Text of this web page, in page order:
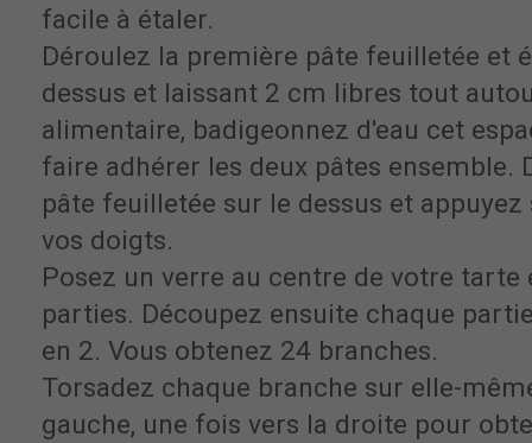
facile à étaler.
Déroulez la première pâte feuilletée et
dessus et laissant 2 cm libres tout
alimentaire, badigeonnez d'eau cet
faire adhérer les deux pâtes ensemble.
pâte feuilletée sur le dessus et
vos doigts.
Posez un verre au centre de votre tarte
parties. Découpez ensuite chaque
en 2. Vous obtenez 24 branches.
Torsadez chaque branche sur elle-
gauche, une fois vers la droite pour